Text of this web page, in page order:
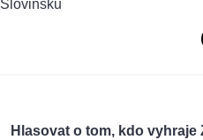
Hlasovat o tom, kdo vyhraje